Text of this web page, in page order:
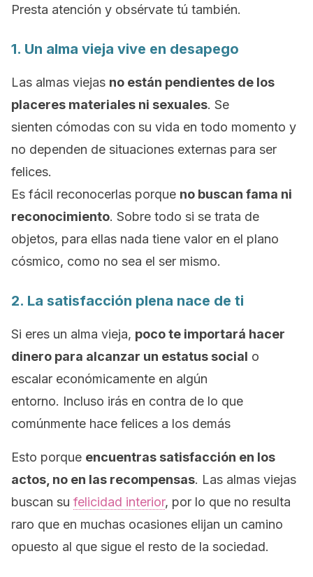
Presta atención y obsérvate tú también.
1. Un alma vieja vive en desapego
Las almas viejas no están pendientes de los
placeres materiales ni sexuales. Se
sienten cómodas con su vida en todo momento y
no dependen de situaciones externas para ser
felices.
Es fácil reconocerlas porque no buscan fama ni
reconocimiento. Sobre todo si se trata de
objetos, para ellas nada tiene valor en el plano
cósmico, como no sea el ser mismo.
2. La satisfacción plena nace de ti
Si eres un alma vieja, poco te importará hacer
dinero para alcanzar un estatus social o
escalar económicamente en algún
entorno. Incluso irás en contra de lo que
comúnmente hace felices a los demás
Esto porque encuentras satisfacción en los
actos, no en las recompensas. Las almas viejas
buscan su felicidad interior, por lo que no resulta
raro que en muchas ocasiones elijan un camino
opuesto al que sigue el resto de la sociedad.